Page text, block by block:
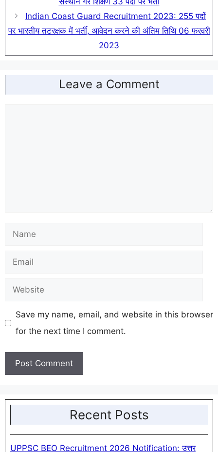
Indian Coast Guard Recruitment 2023: 255 पदों
पर भारतीय तटरक्षक में भर्ती, आवेदन करने की अंतिम तिथि 06 फरवरी
2023
Leave a Comment
Name
Email
Website
Save my name, email, and website in this browser
for the next time I comment.
Recent Posts
UPPSC BEO Recruitment 2026 Notification: उत्तर